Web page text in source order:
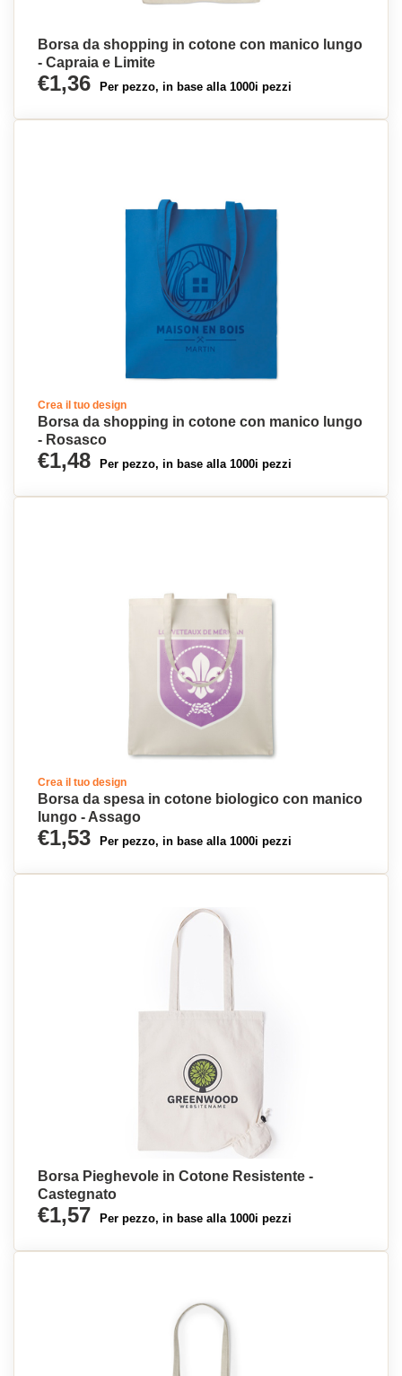
Borsa da shopping in cotone con manico lungo
- Capraia e Limite
€1,36 Per pezzo, in base alla 1000i pezzi
Crea il tuo design
Borsa da shopping in cotone con manico lungo
- Rosasco
€1,48 Per pezzo, in base alla 1000i pezzi
Crea il tuo design
Borsa da spesa in cotone biologico con manico
lungo - Assago
€1,53 Per pezzo, in base alla 1000i pezzi
Borsa Pieghevole in Cotone Resistente -
Castegnato
€1,57 Per pezzo, in base alla 1000i pezzi